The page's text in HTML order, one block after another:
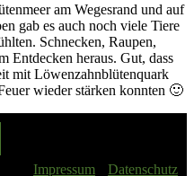
am Wegesrand und auf
gab es auch noch viele Tiere
Schnecken, Raupen,
Entdecken heraus. Gut, dass
mit Löwenzahnblütenquark
wieder stärken konnten 🙂
Impressum
Datenschutz